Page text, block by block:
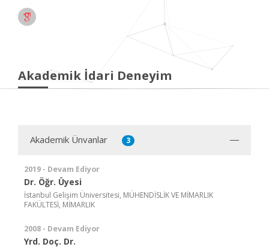
Akademik İdari Deneyim
Akademik Ünvanlar 3
2019 - Devam Ediyor
Dr. Öğr. Üyesi
İstanbul Gelişim Üniversitesi, MÜHENDİSLİK VE MİMARLIK
FAKÜLTESİ, MİMARLIK
2008 - Devam Ediyor
Yrd. Doç. Dr.